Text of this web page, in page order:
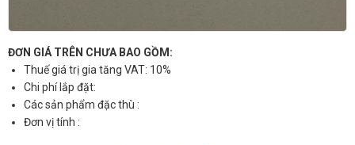
ĐƠN GIÁ TRÊN CHƯA BAO GỒM:
Thuế giá trị gia tăng VAT: 10%
Chi phí lắp đặt:
Các sản phẩm đặc thù :
Đơn vị tính :